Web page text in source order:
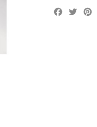
Facebook
Twitter